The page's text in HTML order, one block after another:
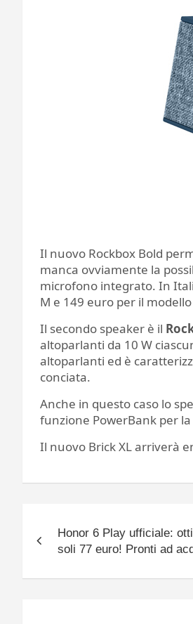
Il nuovo Rockbox Bold
manca ovviamente la
microfono integrato. In
M e 149 euro per il modello
Il secondo speaker è il
altoparlanti da 10 W
altoparlanti ed è
conciata.
Anche in questo caso lo
funzione PowerBank per
Il nuovo Brick XL arriverà
articoli
Honor 6 Play ufficiale:
soli 77 euro! Pronti ad